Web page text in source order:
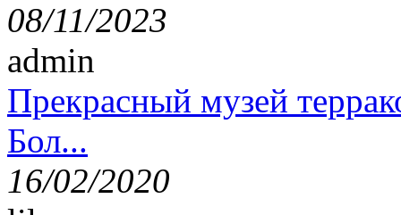
08/11/2023
admin
Прекрасный музей
Бол...
16/02/2020